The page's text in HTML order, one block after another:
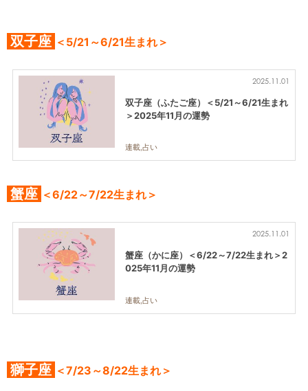
双子座 ＜5/21～6/21生まれ＞
2025.11.01
双子座（ふたご座）＜5/21～6/21生まれ
＞2025年11月の運勢
連載,占い
蟹座 ＜6/22～7/22生まれ＞
2025.11.01
蟹座（かに座）＜6/22～7/22生まれ＞2
025年11月の運勢
連載,占い
獅子座 ＜7/23～8/22生まれ＞